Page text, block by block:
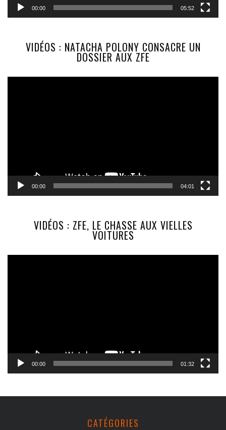
00:00 05:52
VIDÉOS : NATACHA POLONY CONSACRE UN
DOSSIER AUX ZFE
00:00 04:01
VIDÉOS : ZFE, LE CHASSE AUX VIELLES
VOITURES
00:00 01:32
CATÉGORIES